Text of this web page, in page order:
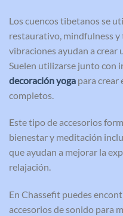
Los cuencos tibetanos se
restaurativo, mindfulness y
vibraciones ayudan a crear
Suelen utilizarse junto con
decoración yoga para crear
completos.
Este tipo de accesorios
bienestar y meditación
que ayudan a mejorar la
relajación.
En Chassefit puedes
accesorios de sonido para